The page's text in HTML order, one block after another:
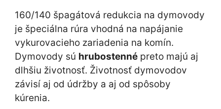
160/140 špagátová redukcia na dymovody
je špeciálna rúra vhodná na napájanie
vykurovacieho zariadenia na komín.
Dymovody sú hrubostenné preto majú aj
dlhšiu životnosť. Životnosť dymovodov
závisí aj od údržby a aj od spôsoby
kúrenia.